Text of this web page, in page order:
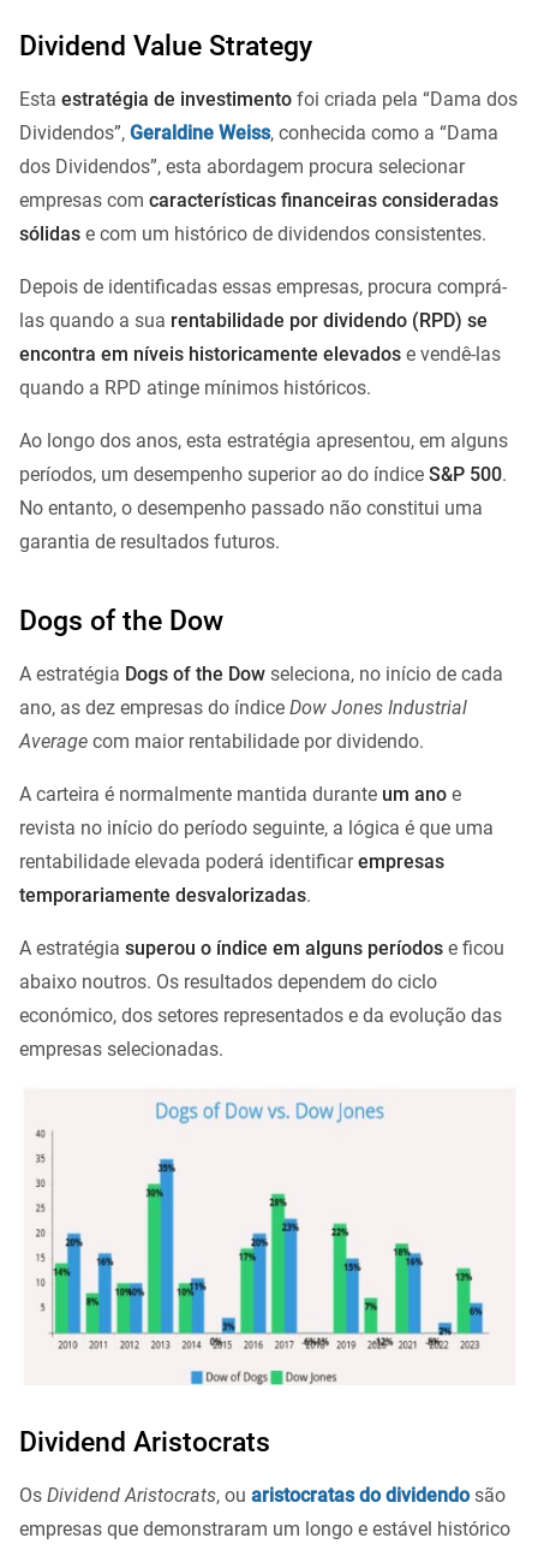
Dividend Value Strategy
Esta estratégia de investimento foi criada pela “Dama dos
Dividendos”, Geraldine Weiss, conhecida como a “Dama
dos Dividendos”, esta abordagem procura selecionar
empresas com características financeiras consideradas
sólidas e com um histórico de dividendos consistentes.
Depois de identificadas essas empresas, procura comprá-
las quando a sua rentabilidade por dividendo (RPD) se
encontra em níveis historicamente elevados e vendê-las
quando a RPD atinge mínimos históricos.
Ao longo dos anos, esta estratégia apresentou, em alguns
períodos, um desempenho superior ao do índice S&P 500.
No entanto, o desempenho passado não constitui uma
garantia de resultados futuros.
Dogs of the Dow
A estratégia Dogs of the Dow seleciona, no início de cada
ano, as dez empresas do índice Dow Jones Industrial
Average com maior rentabilidade por dividendo.
A carteira é normalmente mantida durante um ano e
revista no início do período seguinte, a lógica é que uma
rentabilidade elevada poderá identificarempresas
temporariamente desvalorizadas.
A estratégia superou o índice em alguns períodos e ficou
abaixo noutros. Os resultados dependem do ciclo
económico, dos setores representados e da evolução das
empresas selecionadas.
Dividend Aristocrats
Os Dividend Aristocrats, ou aristocratas do dividendosão
empresas que demonstraram um longo e estável histórico